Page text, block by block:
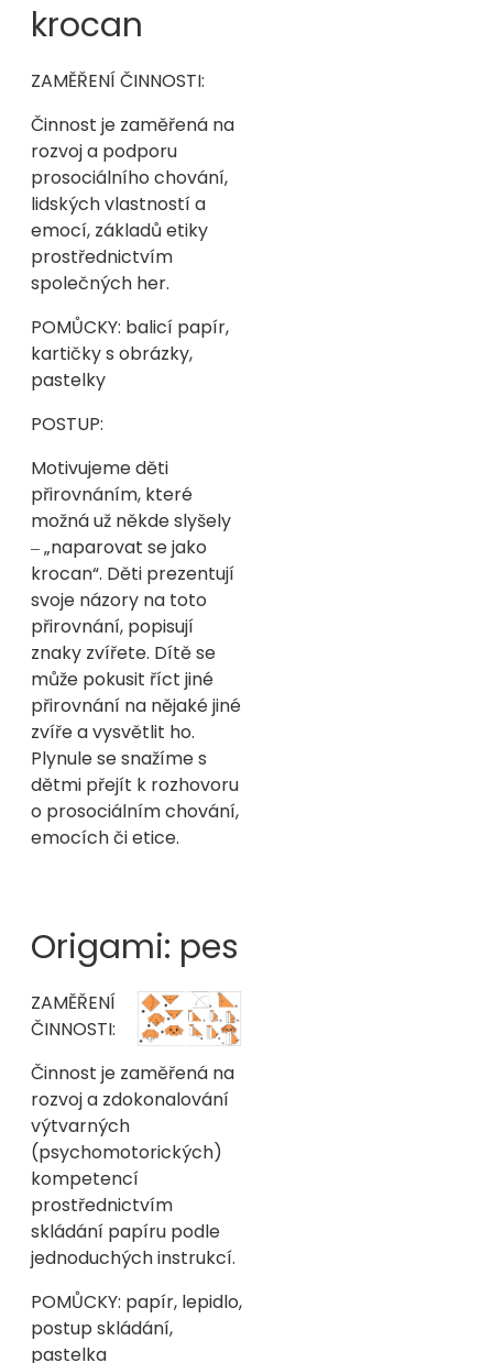
krocan
ZAMĚŘENÍ ČINNOSTI:
Činnost je zaměřená na
rozvoj a podporu
prosociálního chování,
lidských vlastností a
emocí, základů etiky
prostřednictvím
společných her.
POMŮCKY: balicí papír,
kartičky s obrázky,
pastelky
POSTUP:
Motivujeme děti
přirovnáním, které
možná už někde slyšely
‒ „naparovat se jako
krocan“. Děti prezentují
svoje názory na toto
přirovnání, popisují
znaky zvířete. Dítě se
může pokusit říct jiné
přirovnání na nějaké jiné
zvíře a vysvětlit ho.
Plynule se snažíme s
dětmi přejít k rozhovoru
o prosociálním chování,
emocích či etice.
Origami: pes
ZAMĚŘENÍ
ČINNOSTI:
Činnost je zaměřená na
rozvoj a zdokonalování
výtvarných
(psychomotorických)
kompetencí
prostřednictvím
skládání papíru podle
jednoduchých instrukcí.
POMŮCKY: papír, lepidlo,
postup skládání,
pastelka